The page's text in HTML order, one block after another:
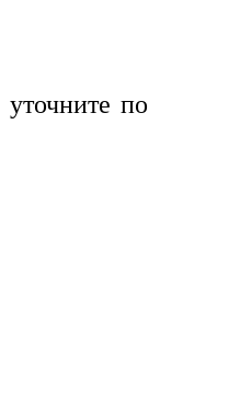
уточните по